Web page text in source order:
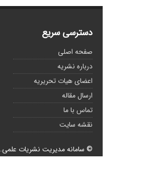
دسترسی سریع
صفحه اصلی
درباره نشریه
اعضای هیات تحریریه
ارسال مقاله
تماس با ما
نقشه سایت
© سامانه مدیریت نشریات علمی.